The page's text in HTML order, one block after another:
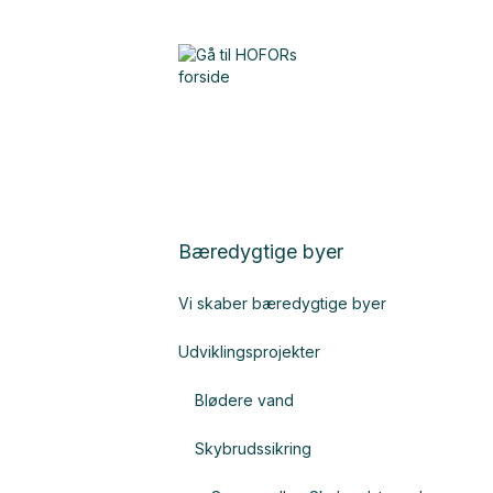
Bæredygtige byer
Vi skaber bæredygtige byer
Udviklingsprojekter
Blødere vand
Skybrudssikring